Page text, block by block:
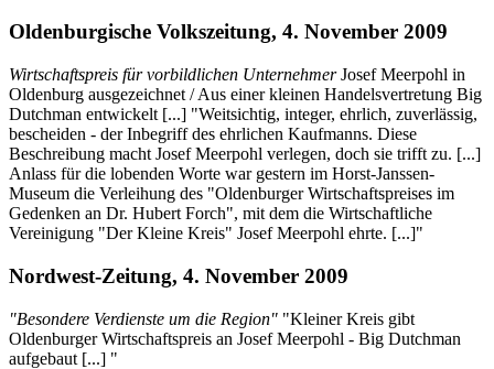
Oldenburgische Volkszeitung, 4. November 2009
Wirtschaftspreis für vorbildlichen UnternehmerJosef Meerpohl in
Oldenburg ausgezeichnet / Aus einer kleinen Handelsvertretung Big
Dutchman entwickelt [...] "Weitsichtig, integer, ehrlich, zuverlässig,
bescheiden - der Inbegriff des ehrlichen Kaufmanns. Diese
Beschreibung macht Josef Meerpohl verlegen, doch sie trifft zu. [...]
Anlass für die lobenden Worte war gestern im Horst-Janssen-
Museum die Verleihung des "Oldenburger Wirtschaftspreises im
Gedenken an Dr. Hubert Forch", mit dem die Wirtschaftliche
Vereinigung "Der Kleine Kreis" Josef Meerpohl ehrte. [...]"
Nordwest-Zeitung, 4. November 2009
"Besondere Verdienste um die Region" "Kleiner Kreis gibt
Oldenburger Wirtschaftspreis an Josef Meerpohl - Big Dutchman
aufgebaut [...] "